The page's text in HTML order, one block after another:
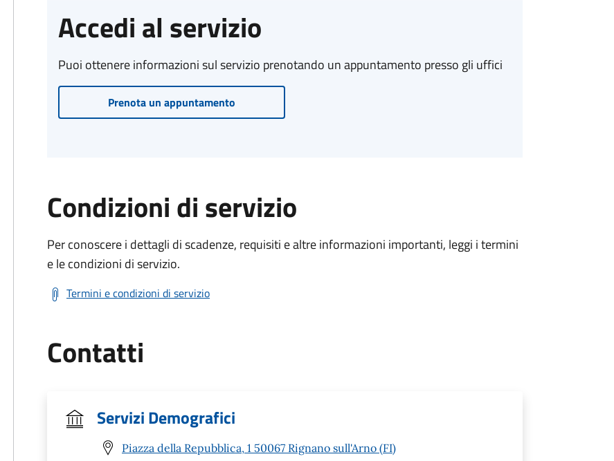
Accedi al servizio
Puoi ottenere informazioni sul servizio prenotando un appuntamento presso gli uffici
Prenota un appuntamento
Condizioni di servizio
Per conoscere i dettagli di scadenze, requisiti e altre informazioni importanti, leggi i termini
e le condizioni di servizio.
Termini e condizioni di servizio
Contatti
Servizi Demografici
Piazza della Repubblica, 1 50067 Rignano sull'Arno (FI)